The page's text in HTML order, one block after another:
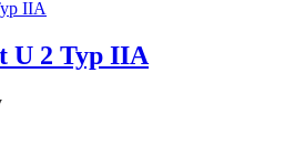
U 2 Typ IIA